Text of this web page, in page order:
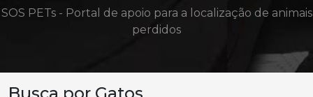
SOS PETs - Portal de apoio para a localização de animais
perdidos